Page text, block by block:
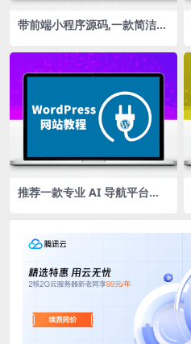
带前端小程序源码,一款简洁高
推荐一款专业 AI 导航平台，